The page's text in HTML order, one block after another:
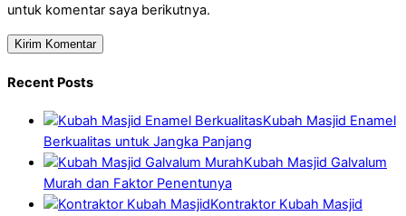
untuk komentar saya berikutnya.
Recent Posts
Kubah Masjid Enamel
Berkualitas untuk Jangka Panjang
Kubah Masjid Galvalum
Murah dan Faktor Penentunya
Kontraktor Kubah Masjid